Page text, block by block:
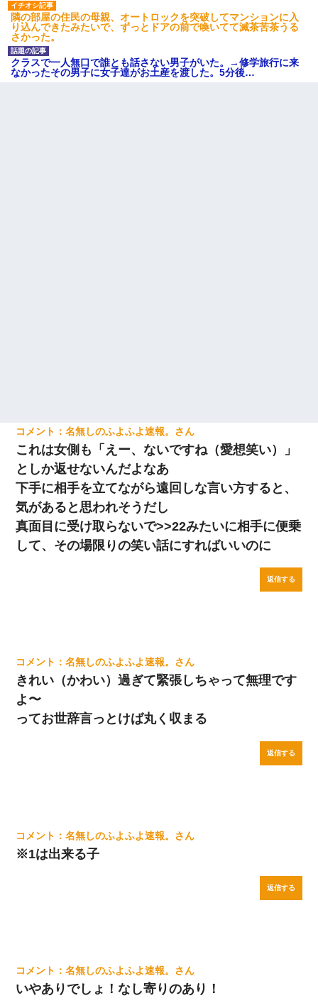
隣の部屋の住民の母親、オートロックを突破してマンションに入
り込んできたみたいで、ずっとドアの前で喚いてて滅茶苦茶うる
さかった。
クラスで一人無口で誰とも話さない男子がいた。→修学旅行に来
なかったその男子に女子達がお土産を渡した。5分後…
名無しのふよふよ速報。
これは女側も「えー、ないですね（愛想笑い）」
としか返せないんだよなあ
下手に相手を立てながら遠回しな言い方すると、
気があると思われそうだし
真面目に受け取らないで>>22みたいに相手に便乗
して、その場限りの笑い話にすればいいのに
返信する
名無しのふよふよ速報。
きれい（かわい）過ぎて緊張しちゃって無理です
よ〜
ってお世辞言っとけば丸く収まる
返信する
名無しのふよふよ速報。
※1は出来る子
返信する
名無しのふよふよ速報。
いやありでしょ！なし寄りのあり！